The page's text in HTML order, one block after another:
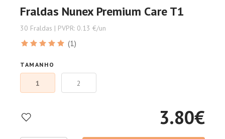
Fraldas Nunex Premium Care T1
30 Fraldas | PVPR: 0.13 €/un
(1)
TAMANHO
1 2
3.80€